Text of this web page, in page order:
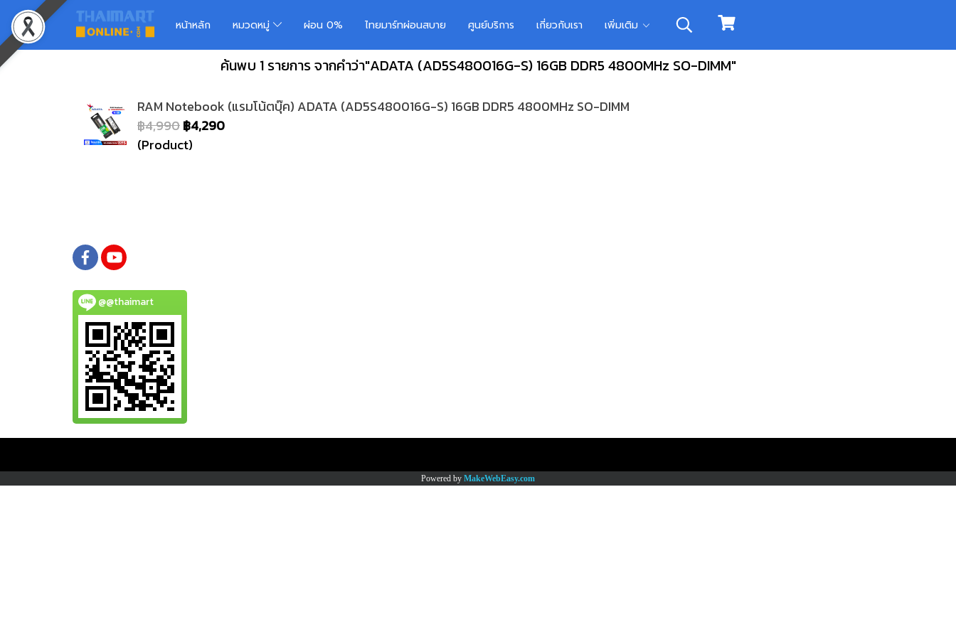
หน้าหลัก หมวดหมู่ ผ่อน 0% ไทยมาร์ทผ่อนสบาย ศูนย์บริการ เกี่ยวกับเรา เพิ่มเติม
ค้นพบ 1 รายการ จากคำว่า"ADATA (AD5S480016G-S) 16GB DDR5 4800MHz SO-DIMM"
RAM Notebook (แรมโน้ตบุ๊ค) ADATA (AD5S480016G-S) 16GB DDR5 4800MHz SO-DIMM
฿4,990฿4,290
(Product)
@@thaimart
Powered by MakeWebEasy.com